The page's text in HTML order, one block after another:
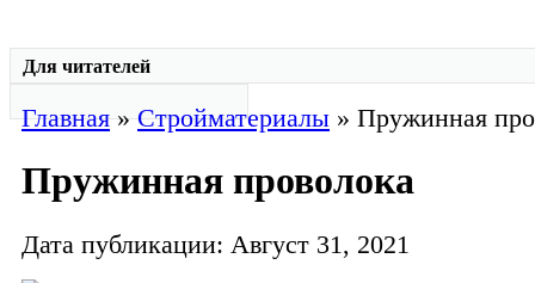
Для читателей
Главная»Стройматериалы » Пружинная
Пружинная проволока
Дата публикации: Август 31, 2021